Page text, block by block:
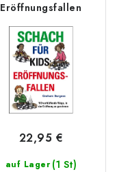
Eröffnungsfallen
auf Lager (1 St)
22,95 €